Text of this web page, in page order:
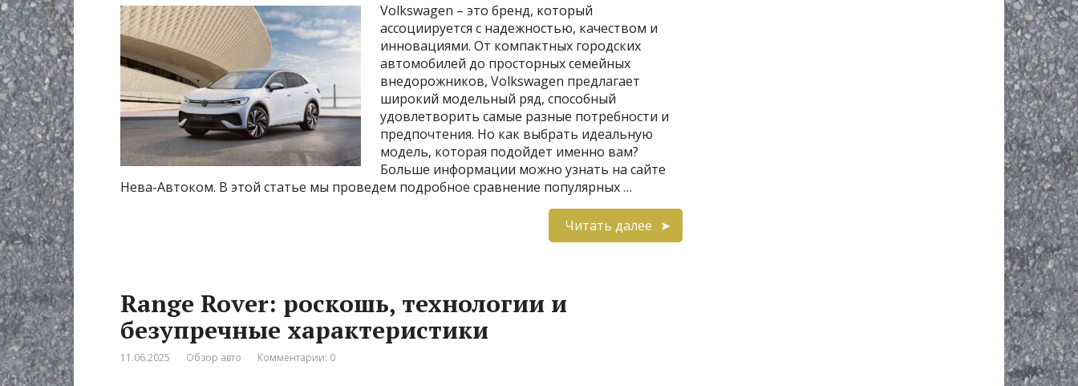
Volkswagen – это бренд, который
ассоциируется с надежностью, качеством и
инновациями. От компактных городских
автомобилей до просторных семейных
внедорожников, Volkswagen предлагает
широкий модельный ряд, способный
удовлетворить самые разные потребности и
предпочтения. Но как выбрать идеальную
модель, которая подойдет именно вам?
Больше информации можно узнать на сайте
Нева-Автоком. В этой статье мы проведем подробное сравнение популярных …
Читать далее
Range Rover: роскошь, технологии и
безупречные характеристики
11.06.2025 Обзор авто Комментарии: 0